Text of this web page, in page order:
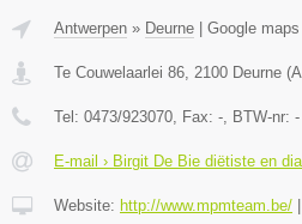
Antwerpen » Deurne Google maps
Te Couwelaarlei 86 2100 Deurne (
Tel: 0473/923070 , Fax: - , BTW-nr: -
E-mail › Birgit De Bie diëtiste en
Website: http://www.mpmteam.be/